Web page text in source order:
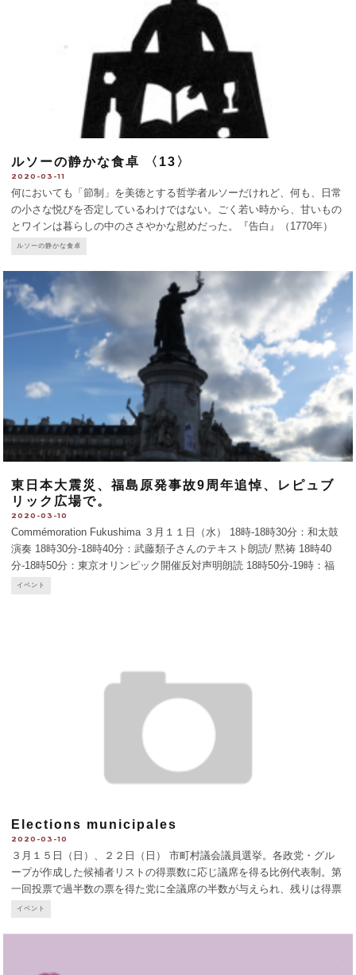
ルソーの静かな食卓 〈13〉
2020-03-11
何においても「節制」を美徳とする哲学者ルソーだけれど、何も、日常
の小さな悦びを否定しているわけではない。ごく若い時から、甘いもの
とワインは暮らしの中のささやかな慰めだった。『告白』（1770年）
に、こんなくだりがある。「いったん大事な菓子パンを手に入れ、部屋
ルソーの静かな食卓
東日本大震災、福島原発事故9周年追悼、レピュブ
リック広場で。
2020-03-10
Commémoration Fukushima ３月１１日（水） 18時-18時30分：和太鼓
演奏 18時30分-18時40分：武藤類子さんのテキスト朗読/ 黙祷 18時40
分-18時50分：東京オリンピック開催反対声明朗読 18時50分-19時：福
島の現状報告（図説17都県放射
イベント
Elections municipales
2020-03-10
３月１５日（日）、２２日（日） 市町村議会議員選挙。各政党・グル
ープが作成した候補者リストの得票数に応じ議席を得る比例代表制。第
一回投票で過半数の票を得た党に全議席の半数が与えられ、残りは得票
数に比例。1回目で過半数を超す党がない場合は第2回投票で最多票の党
イベント